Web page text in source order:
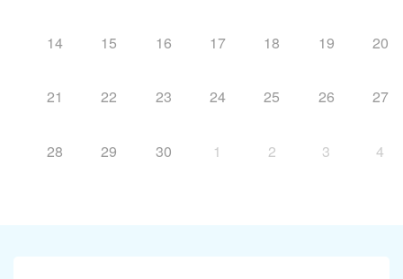
14 15 16 17 18 19 20
21 22 23 24 25 26 27
28 29 30 1 2 3 4